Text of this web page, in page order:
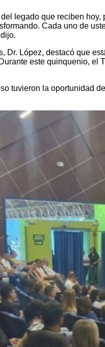
legado que reciben
Cada uno de
Dr. López, destacó que
este quinquenio,
tuvieron la oportunidad